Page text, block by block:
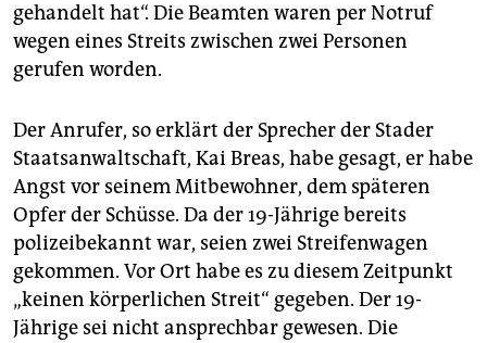
gehandelt hat“. Die Beamten waren per Notruf
wegen eines Streits zwischen zwei Personen
gerufen worden.
Der Anrufer, so erklärt der Sprecher der Stader
Staatsanwaltschaft, Kai Breas, habe gesagt, er habe
Angst vor seinem Mitbewohner, dem späteren
Opfer der Schüsse. Da der 19-Jährige bereits
polizeibekannt war, seien zwei Streifenwagen
gekommen. Vor Ort habe es zu diesem Zeitpunkt
„keinen körperlichen Streit“ gegeben. Der 19-
Jährige sei nicht ansprechbar gewesen. Die